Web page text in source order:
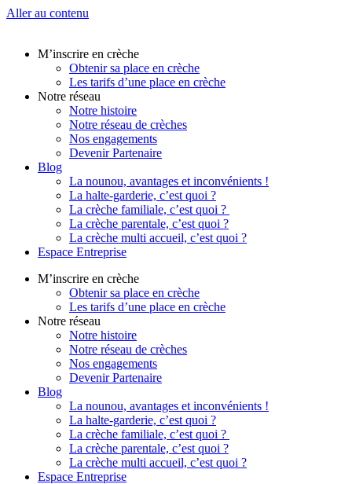
Aller au contenu
M’inscrire en crèche
Obtenir sa place en crèche
Les tarifs d’une place en crèche
Notre réseau
Notre histoire
Notre réseau de crèches
Nos engagements
Devenir Partenaire
Blog
La nounou, avantages et inconvénients !
La halte-garderie, c’est quoi ?
La crèche familiale, c’est quoi ?
La crèche parentale, c’est quoi ?
La crèche multi accueil, c’est quoi ?
Espace Entreprise
M’inscrire en crèche
Obtenir sa place en crèche
Les tarifs d’une place en crèche
Notre réseau
Notre histoire
Notre réseau de crèches
Nos engagements
Devenir Partenaire
Blog
La nounou, avantages et inconvénients !
La halte-garderie, c’est quoi ?
La crèche familiale, c’est quoi ?
La crèche parentale, c’est quoi ?
La crèche multi accueil, c’est quoi ?
Espace Entreprise